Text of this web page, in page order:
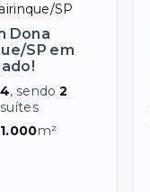
SP
Dona
SP em
4, sendo2
suítes
1.000m²